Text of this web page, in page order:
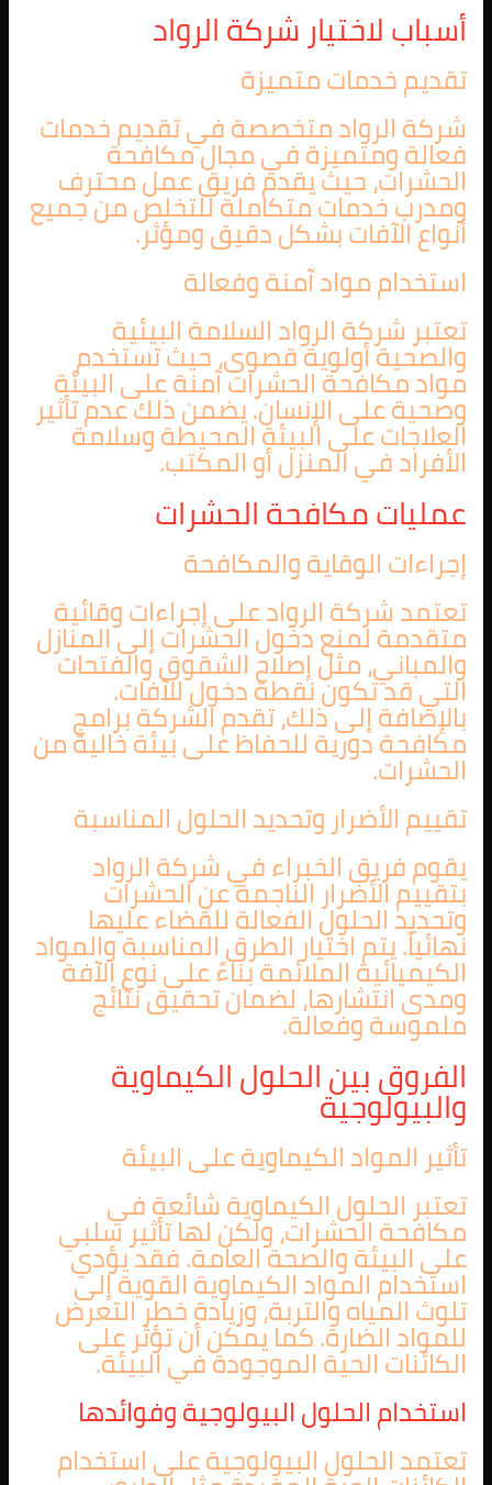
أسباب لاختيار شركة الرواد
تقديم خدمات متميزة
شركة الرواد متخصصة في تقديم خدمات
فعالة ومتميزة في مجال مكافحة
الحشرات، حيث يقدم فريق عمل محترف
ومدرب خدمات متكاملة للتخلص من جميع
أنواع الآفات بشكل دقيق ومؤثر.
استخدام مواد آمنة وفعالة
تعتبر شركة الرواد السلامة البيئية
والصحية أولوية قصوى، حيث تستخدم
مواد مكافحة الحشرات آمنة على البيئة
وصحية على الإنسان. يضمن ذلك عدم تأثير
العلاجات على البيئة المحيطة وسلامة
الأفراد في المنزل أو المكتب.
عمليات مكافحة الحشرات
إجراءات الوقاية والمكافحة
تعتمد شركة الرواد على إجراءات وقائية
متقدمة لمنع دخول الحشرات إلى المنازل
والمباني، مثل إصلاح الشقوق والفتحات
التي قد تكون نقطة دخول للآفات.
بالإضافة إلى ذلك، تقدم الشركة برامج
مكافحة دورية للحفاظ على بيئة خالية من
الحشرات.
تقييم الأضرار وتحديد الحلول المناسبة
يقوم فريق الخبراء في شركة الرواد
بتقييم الأضرار الناجمة عن الحشرات
وتحديد الحلول الفعالة للقضاء عليها
نهائياً. يتم اختيار الطرق المناسبة والمواد
الكيميائية الملائمة بناءً على نوع الآفة
ومدى انتشارها، لضمان تحقيق نتائج
ملموسة وفعالة.
الفروق بين الحلول الكيماوية
والبيولوجية
تأثير المواد الكيماوية على البيئة
تعتبر الحلول الكيماوية شائعة في
مكافحة الحشرات، ولكن لها تأثير سلبي
على البيئة والصحة العامة. فقد يؤدي
استخدام المواد الكيماوية القوية إلى
تلوث المياه والتربة، وزيادة خطر التعرض
للمواد الضارة. كما يمكن أن تؤثر على
الكائنات الحية الموجودة في البيئة.
استخدام الحلول البيولوجية وفوائدها
تعتمد الحلول البيولوجية على استخدام